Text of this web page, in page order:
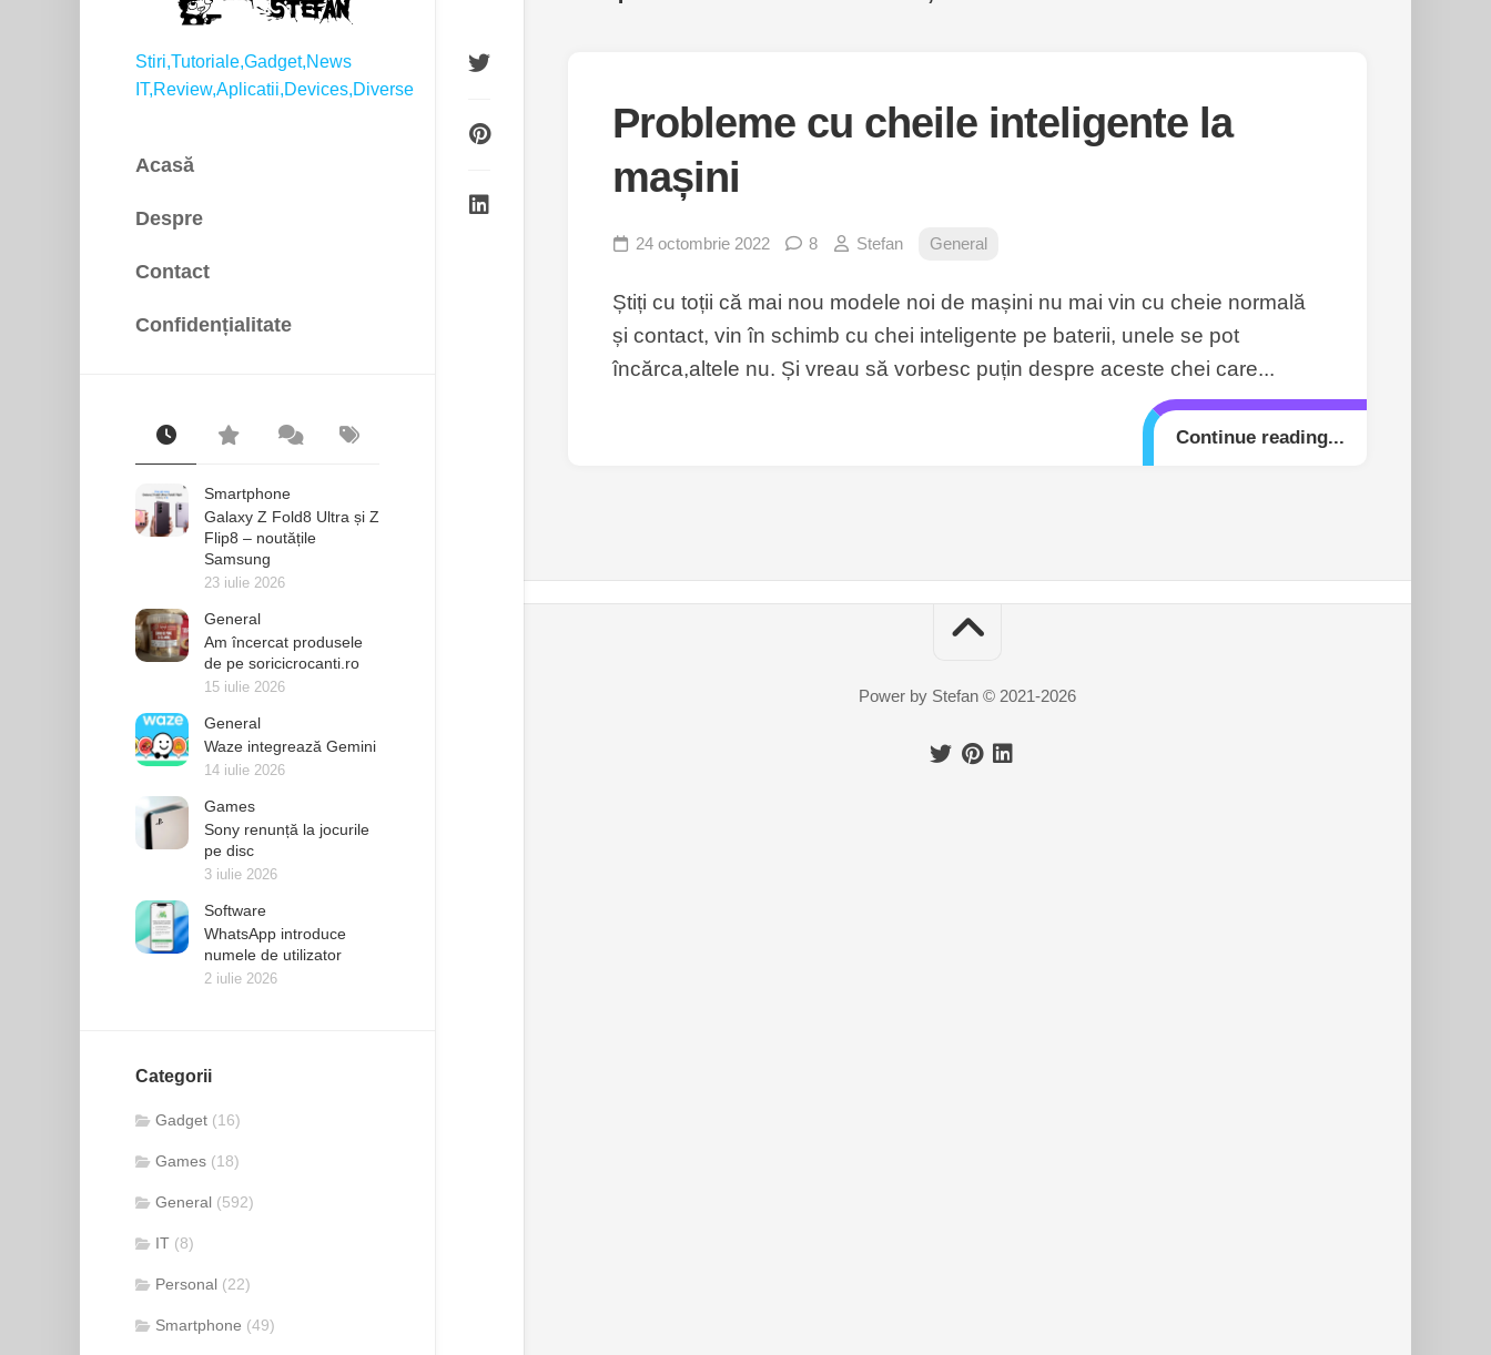
Stiri,Tutoriale,Gadget,News
IT,Review,Aplicatii,Devices,Diverse
Acasă
Despre
Contact
Confidențialitate
Smartphone
Galaxy Z Fold8 Ultra și Z
Flip8 – noutățile
Samsung
23 iulie 2026
General
Am încercat produsele
de pe soricicrocanti.ro
15 iulie 2026
General
Waze integrează Gemini
14 iulie 2026
Games
Sony renunță la jocurile
pe disc
3 iulie 2026
Software
WhatsApp introduce
numele de utilizator
2 iulie 2026
Categorii
Gadget (16)
Games (18)
General (592)
IT (8)
Personal (22)
Smartphone (49)
Probleme cu cheile inteligente la
mașini
24 octombrie 2022 8 Stefan General
Știți cu toții că mai nou modele noi de mașini nu mai vin cu cheie normală
și contact, vin în schimb cu chei inteligente pe baterii, unele se pot
încărca,altele nu. Și vreau să vorbesc puțin despre aceste chei care...
Continue reading...
Power by Stefan © 2021-2026